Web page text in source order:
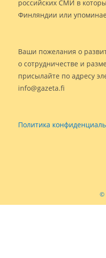
российских СМИ в
Финляндии или
Ваши пожелания о
о сотрудничестве и
присылайте по адресу
info@gazeta.fi
Политика
©